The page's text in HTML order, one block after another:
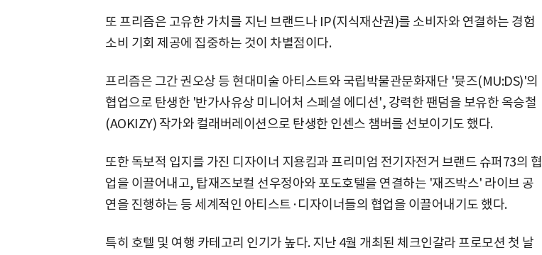
또 프리즘은 고유한 가치를 지닌 브랜드나 IP(지식재산권)를 소비자와 연결하는 경험
소비 기회 제공에 집중하는 것이 차별점이다.
프리즘은 그간 권오상 등 현대미술 아티스트와 국립박물관문화재단 '뮷즈(MU:DS)'의
협업으로 탄생한 '반가사유상 미니어처 스페셜 에디션', 강력한 팬덤을 보유한 옥승철
(AOKIZY) 작가와 컬래버레이션으로 탄생한 인센스 챔버를 선보이기도 했다.
또한 독보적 입지를 가진 디자이너 지용킴과 프리미엄 전기자전거 브랜드 슈퍼73의 협
업을 이끌어내고, 탑재즈보컬 선우정아와 포도호텔을 연결하는 '재즈박스' 라이브 공
연을 진행하는 등 세계적인 아티스트·디자이너들의 협업을 이끌어내기도 했다.
특히 호텔 및 여행 카테고리 인기가 높다. 지난 4월 개최된 체크인갈라 프로모션 첫 날